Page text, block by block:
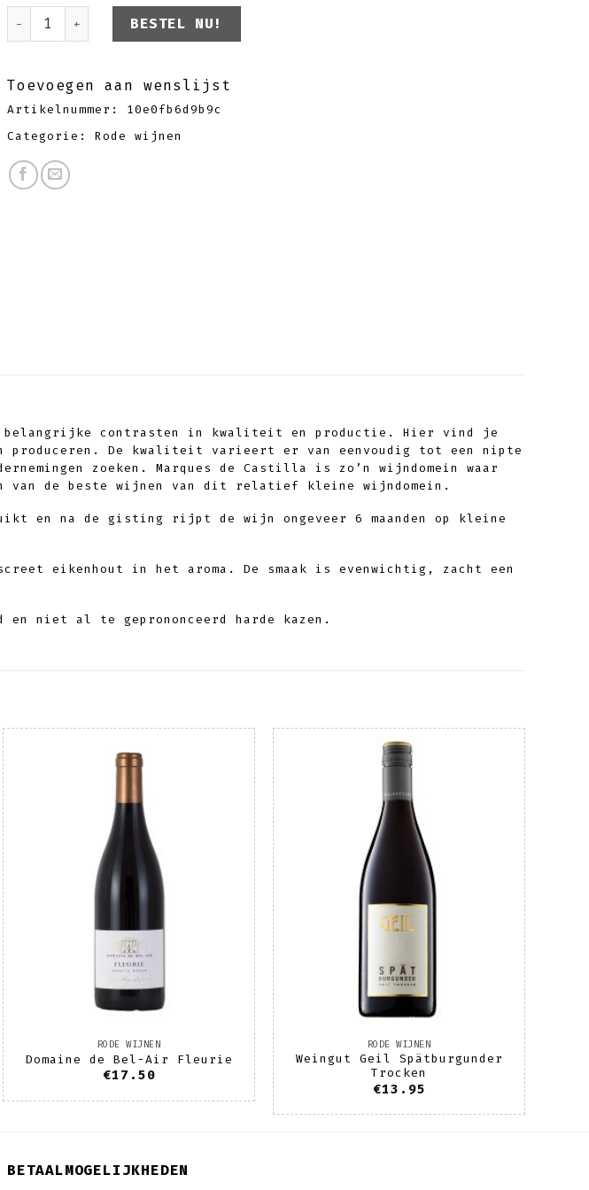
Marques de Castilla Crianza Tempranillo aantal
BESTEL NU!
Toevoegen aan wenslijst
Artikelnummer: 10e0fb6d9b9c
Categorie: Rode wijnen
belangrijke contrasten in kwaliteit en productie. Hier vind je
De kwaliteit varieert er van eenvoudig tot een nipte
zoeken. Marques de Castilla is zo’n wijndomein waar
van de beste wijnen van dit relatief kleine wijndomein.
en na de gisting rijpt de wijn ongeveer 6 maanden op kleine
eikenhout in het aroma. De smaak is evenwichtig, zacht een
niet al te geprononceerd harde kazen.
RODE WIJNEN
Domaine de Bel-Air Fleurie
€17.50
RODE WIJNEN
Weingut Geil Spätburgunder
Trocken
€13.95
BETAALMOGELIJKHEDEN